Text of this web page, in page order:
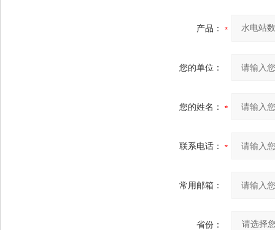
产品：
您的单位：
您的姓名：
联系电话：
常用邮箱：
省份：